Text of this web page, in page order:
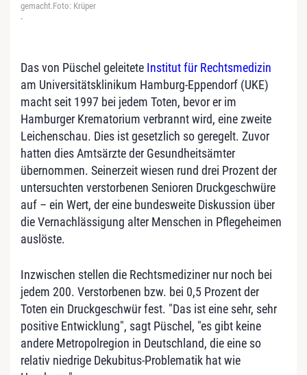
gemacht.Foto: Krüper
-
Das von Püschel geleitete Institut für Rechtsmedizin
am Universitätsklinikum Hamburg-Eppendorf (UKE)
macht seit 1997 bei jedem Toten, bevor er im
Hamburger Krematorium verbrannt wird, eine zweite
Leichenschau. Dies ist gesetzlich so geregelt. Zuvor
hatten dies Amtsärzte der Gesundheitsämter
übernommen. Seinerzeit wiesen rund drei Prozent der
untersuchten verstorbenen Senioren Druckgeschwüre
auf – ein Wert, der eine bundesweite Diskussion über
die Vernachlässigung alter Menschen in Pflegeheimen
auslöste.
Inzwischen stellen die Rechtsmediziner nur noch bei
jedem 200. Verstorbenen bzw. bei 0,5 Prozent der
Toten ein Druckgeschwür fest. "Das ist eine sehr, sehr
positive Entwicklung", sagt Püschel, "es gibt keine
andere Metropolregion in Deutschland, die eine so
relativ niedrige Dekubitus-Problematik hat wie